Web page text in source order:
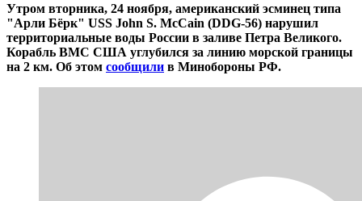
Утром вторника, 24 ноября, американский эсминец типа
"Арли Бёрк" USS John S. McCain (DDG-56) нарушил
территориальные воды России в заливе Петра Великого.
Корабль ВМС США углубился за линию морской границы
на 2 км. Об этом сообщили в Минобороны РФ.